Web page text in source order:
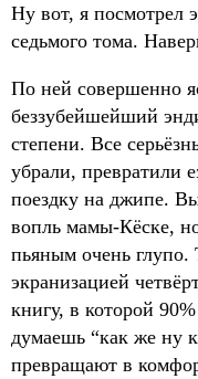
Ну вот, я посмотрел
седьмого тома.
По ней совершенно
беззубейшейший
степени. Все
убрали, превратили
поездку на джипе.
вопль мамы-Кёске,
пьяным очень глупо.
экранизацией
книгу, в которой
думаешь “как же ну
превращают в